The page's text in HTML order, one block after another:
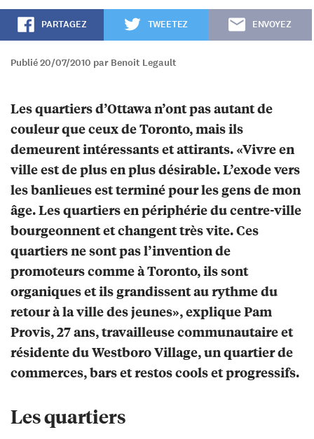
PARTAGEZ TWEETEZ ENVOYEZ
Publié 20/07/2010 par Benoit Legault
Les quartiers d’Ottawa n’ont pas autant de
couleur que ceux de Toronto, mais ils
demeurent intéressants et attirants. «Vivre en
ville est de plus en plus désirable. L’exode vers
les banlieues est terminé pour les gens de mon
âge. Les quartiers en périphérie du centre-ville
bourgeonnent et changent très vite. Ces
quartiers ne sont pas l’invention de
promoteurs comme à Toronto, ils sont
organiques et ils grandissent au rythme du
retour à la ville des jeunes», explique Pam
Provis, 27 ans, travailleuse communautaire et
résidente du Westboro Village, un quartier de
commerces, bars et restos cools et progressifs.
Les quartiers